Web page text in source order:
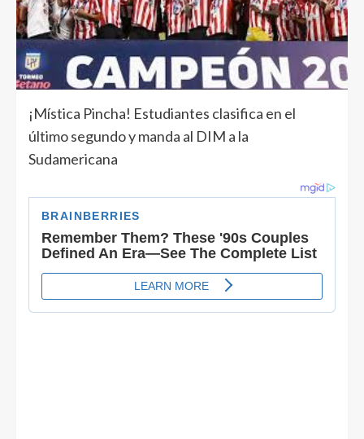
¡Mística Pincha! Estudiantes clasifica en el
último segundo y manda al DIM a la
Sudamericana